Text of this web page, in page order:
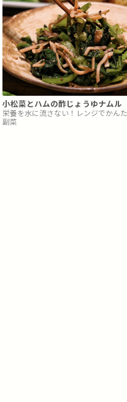
小松菜とハムの酢じょうゆナムル
栄養を水に流さない！レンジでかん
副菜